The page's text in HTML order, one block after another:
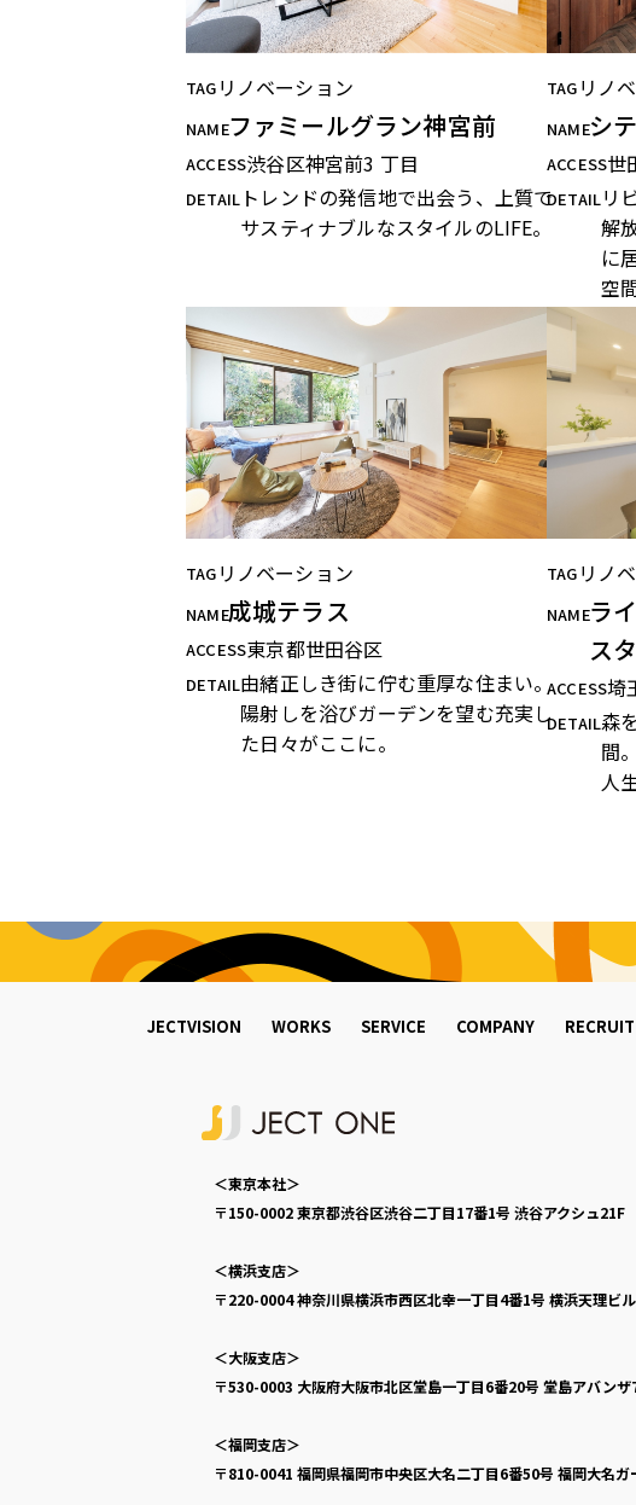
TAG リノベーション
NAMEファミールグラン神宮前
ACCESS渋谷区神宮前3 丁目
DETAIL トレンドの発信地で出会う、上質で
サスティナブルなスタイルのLIFE。
TAG リノ
NAMEシ
ACCESS世
DETAILリ
解
に
空
TAG リノベーション
NAME成城テラス
ACCESS東京都世田谷区
DETAIL由緒正しき街に佇む重厚な住まい。
陽射しを浴びガーデンを望む充実し
た日々がここに。
TAG リノ
NAMEラ
ス
ACCESS埼
DETAIL森
間
人
JECTVISION WORKS SERVICE COMPANY RECRUIT
＜東京本社＞
〒150-0002東京都渋谷区渋谷二丁目17番1号 渋谷アクシュ21F
＜横浜支店＞
〒220-0004神奈川県横浜市西区北幸一丁目4番1号 横浜天理ビ
＜大阪支店＞
〒530-0003 大阪府大阪市北区堂島一丁目6番20号 堂島アバンザ
＜福岡支店＞
〒810-0041 福岡県福岡市中央区大名二丁目6番50号 福岡大名ガ